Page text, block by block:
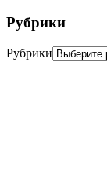
Рубрики
Рубрики